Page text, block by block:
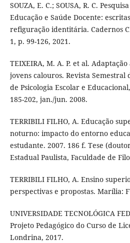
SOUZA, E. C.; SOUSA, R. C.
Educação e Saúde Docente:
refiguração identitária. Cadernos
1, p. 99-126, 2021.
TEIXEIRA, M. A. P. et al.
jovens calouros. Revista Semestral
de Psicologia Escolar e
185-202, jan./jun. 2008.
TERRIBILI FILHO, A. Educação
noturno: impacto do entorno
estudante. 2007. 186 f. Tese
Estadual Paulista, Faculdade de
TERRIBILI FILHO, A. Ensino
perspectivas e propostas. Marília:
UNIVERSIDADE TECNOLÓGICA
Projeto Pedagógico do Curso de
Londrina, 2017.